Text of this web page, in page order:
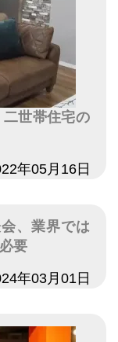
世帯住宅の
年05月16日
、業界では
要
年03月01日